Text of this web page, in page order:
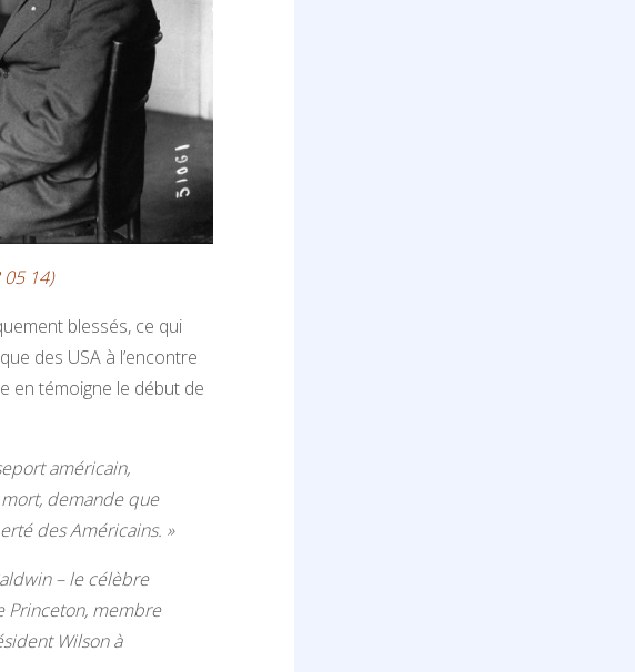
14)
blessés, ce qui
des USA à l’encontre
en témoigne le début de
américain,
demande que
des Américains. »
– le célèbre
Princeton, membre
Wilson à